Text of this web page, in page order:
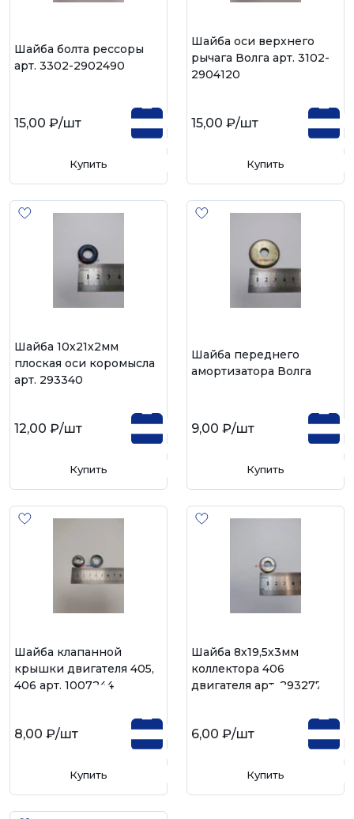
Шайба болта рессоры
арт. 3302-2902490
15,00 ₽/шт
Купить
Шайба оси верхнего
рычага Волга арт. 3102-
2904120
15,00 ₽/шт
Купить
Шайба 10х21х2мм
плоская оси коромысла
арт. 293340
12,00 ₽/шт
Купить
Шайба переднего
амортизатора Волга
9,00 ₽/шт
Купить
Шайба клапанной
крышки двигателя 405,
406 арт. 1007244
8,00 ₽/шт
Купить
Шайба 8х19,5х3мм
коллектора 406
двигателя арт. 293277
6,00 ₽/шт
Купить